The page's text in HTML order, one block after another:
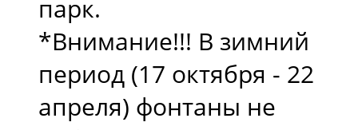
парк.
*Внимание!!! В зимний
период (17 октября - 22
апреля) фонтаны не